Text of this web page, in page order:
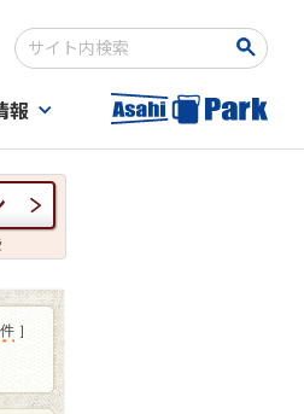
検索キーワード入力
報
］